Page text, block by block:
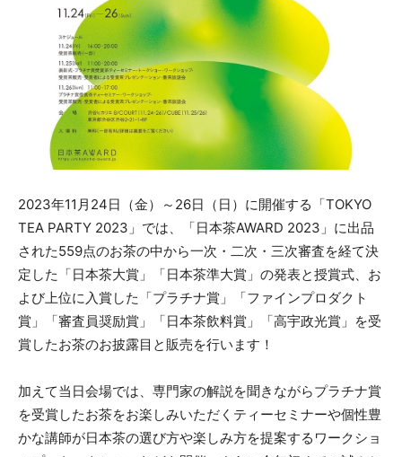
2023年11月24日（金）～26日（日）に開催する「TOKYO
TEA PARTY 2023」では、「日本茶AWARD 2023」に出品
された559点のお茶の中から一次・二次・三次審査を経て決
定した「日本茶大賞」「日本茶準大賞」の発表と授賞式、お
よび上位に入賞した「プラチナ賞」「ファインプロダクト
賞」「審査員奨励賞」「日本茶飲料賞」「高宇政光賞」を受
賞したお茶のお披露目と販売を行います！
加えて当日会場では、専門家の解説を聞きながらプラチナ賞
を受賞したお茶をお楽しみいただくティーセミナーや個性豊
かな講師が日本茶の選び方や楽しみ方を提案するワークショ